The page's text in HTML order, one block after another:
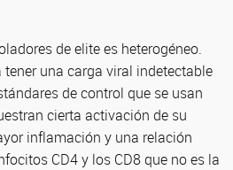
de elite es heterogéneo.
tener una carga viral indetectable
de control que se usan
cierta activación de su
inflamación y una relación
CD4 y los CD8 que no es la